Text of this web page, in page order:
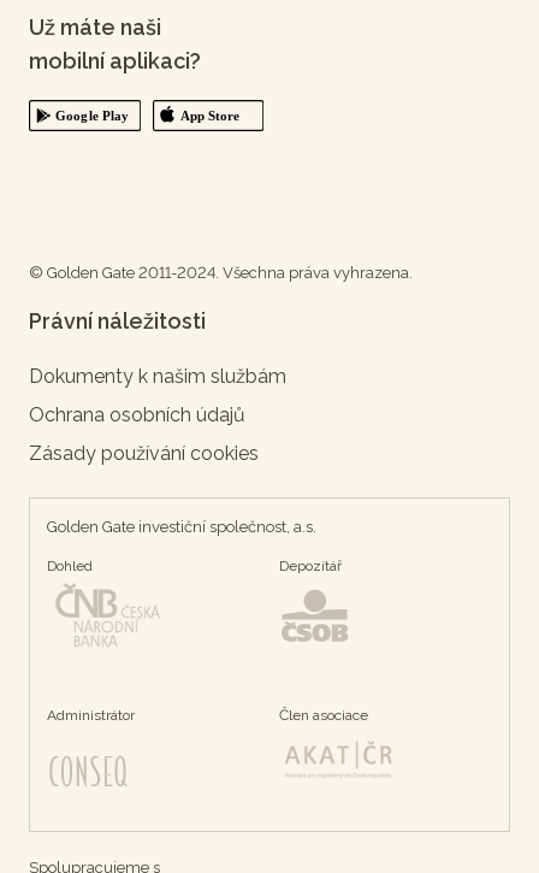
Už máte naši
mobilní aplikaci?
© Golden Gate 2011-2024. Všechna práva vyhrazena.
Právní náležitosti
Dokumenty k našim službám
Ochrana osobních údajů
Zásady používání cookies
Golden Gate investiční společnost, a.s.
Dohled Depozítář
Administrátor Člen asociace
Spolupracujeme s